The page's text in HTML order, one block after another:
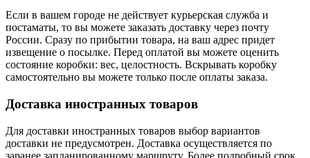
Если в вашем городе не действует курьерская служба и
постаматы, то вы можете заказать доставку через почту
России. Сразу по прибытии товара, на ваш адрес придет
извещение о посылке. Перед оплатой вы можете оценить
состояние коробки: вес, целостность. Вскрывать коробку
самостоятельно вы можете только после оплаты заказа.
Доставка иностранных товаров
Для доставки иностранных товаров выбор вариантов
доставки не предусмотрен. Доставка осуществляется по
заранее запланированному маршруту. Более подробный срок